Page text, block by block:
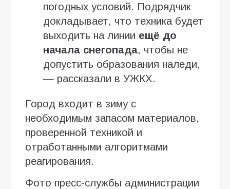
погодных условий. Подрядчик
докладывает, что техника будет
выходить на линии ещё до
начала снегопада, чтобы не
допустить образования наледи,
— рассказали в УЖКХ.
Город входит в зиму с
необходимым запасом материалов,
проверенной техникой и
отработанными алгоритмами
реагирования.
Фото пресс-службы администрации